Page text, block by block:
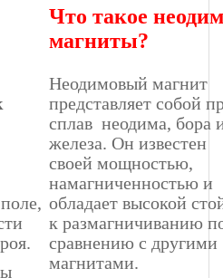
Что такое
магниты?
Неодимовый магнит
представляет собой
сплав неодима, бора
железа. Он известен
своей мощностью,
намагниченностью и
обладает высокой
к размагничиванию
сравнению с другими
магнитами.